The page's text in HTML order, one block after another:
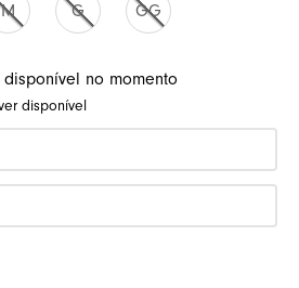
M G GG
no momento
disponível